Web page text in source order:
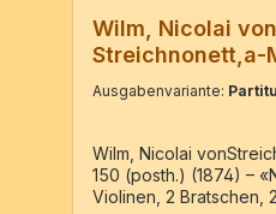
Wilm, Nicolai
Streichnonett,a-
Ausgabenvariante:
Wilm, Nicolai
150 (posth.) (1874) –
Violinen, 2 Bratschen,